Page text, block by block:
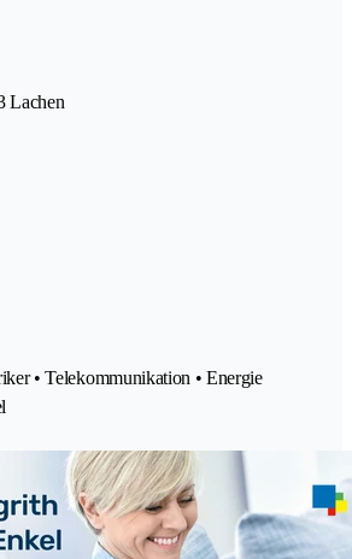
Lachen
• Telekommunikation • Energie